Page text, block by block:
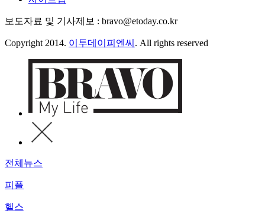
보도자료 및 기사제보 : bravo@etoday.co.kr
Copyright 2014. 이투데이피엔씨 . All rights reserved
전체뉴스
피플
헬스